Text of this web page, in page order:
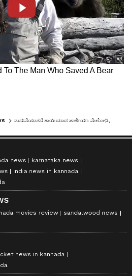
news
karnataka news
india news in kannada
movies review
sandalwood news
news in kannada